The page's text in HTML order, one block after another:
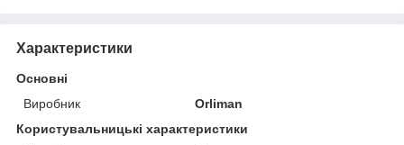
Характеристики
Основні
Виробник
Orliman
Користувальницькі характеристики